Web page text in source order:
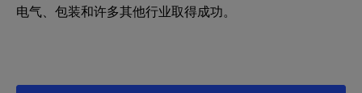
电气、包装和许多其他行业取得成功。